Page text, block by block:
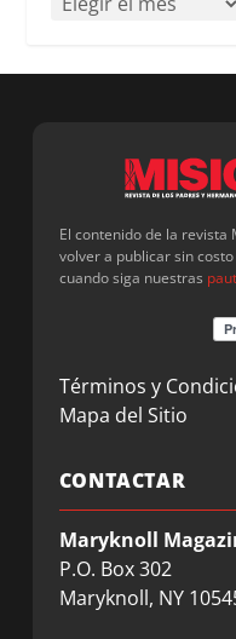
El contenido de la revista
volver a publicar sin
cuando siga nuestras
Términos y
Mapa del Sitio
CONTACTAR
Maryknoll
P.O. Box 302
Maryknoll, NY